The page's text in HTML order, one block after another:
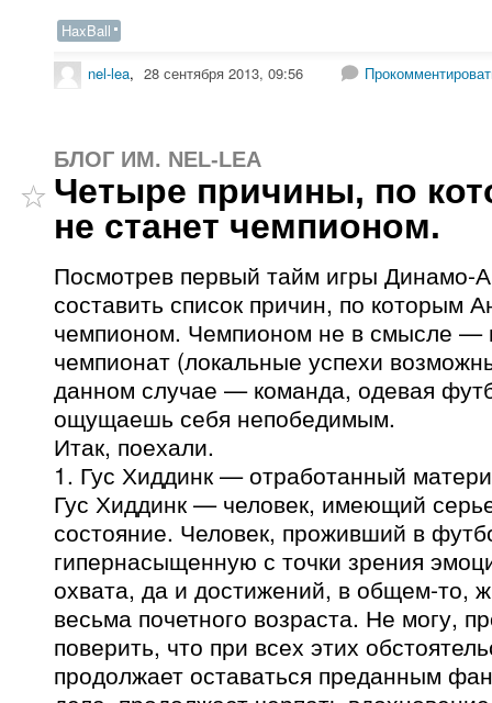
HaxBall
nel-lea, 28 сентября 2013, 09:56
БЛОГ ИМ. NEL-LEA
Четыре причины, по
не станет чемпионом.
Посмотрев первый тайм игры Динамо-
составить список причин, по которым
чемпионом. Чемпионом не в смысле —
чемпионат (локальные успехи
данном случае — команда, одевая
ощущаешь себя непобедимым.
Итак, поехали.
1. Гус Хиддинк — отработанный
Гус Хиддинк — человек, имеющий
состояние. Человек, проживший в
гипернасыщенную с точки зрения
охвата, да и достижений, в общем-то,
весьма почетного возраста. Не могу,
поверить, что при всех этих
продолжает оставаться преданным